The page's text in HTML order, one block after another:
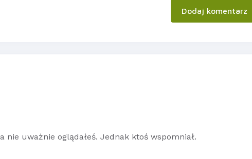
Dodaj komentarz
nie uważnie oglądałeś. Jednak ktoś wspomniał.